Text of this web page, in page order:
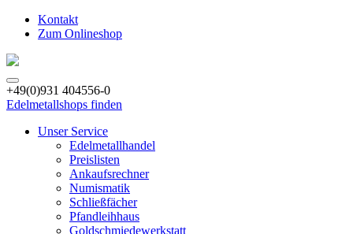
Kontakt
Zum Onlineshop
+49(0)931 404556-0
Edelmetallshops finden
Unser Service
Edelmetallhandel
Preislisten
Ankaufsrechner
Numismatik
Schließfächer
Pfandleihhaus
Goldschmiedewerkstatt